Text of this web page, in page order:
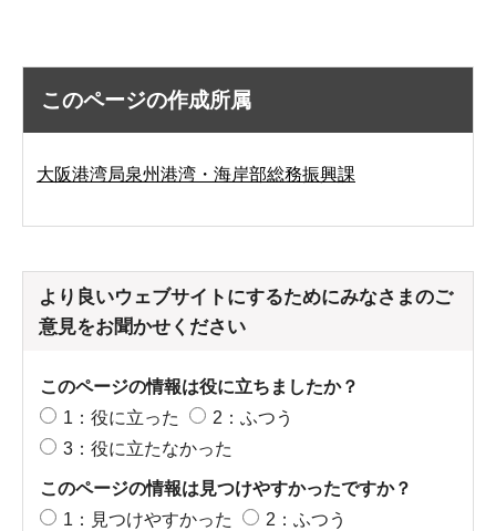
このページの作成所属
大阪港湾局泉州港湾・海岸部総務振興課
より良いウェブサイトにするためにみなさまのご
意見をお聞かせください
このページの情報は役に立ちましたか？
1：役に立った
2：ふつう
3：役に立たなかった
このページの情報は見つけやすかったですか？
1：見つけやすかった
2：ふつう